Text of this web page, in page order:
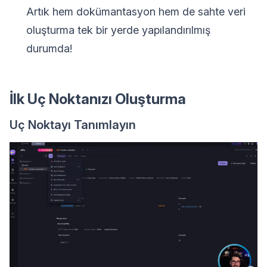
Artık hem dokümantasyon hem de sahte veri
oluşturma tek bir yerde yapılandırılmış
durumda!
İlk Uç Noktanızı Oluşturma
Uç Noktayı Tanımlayın